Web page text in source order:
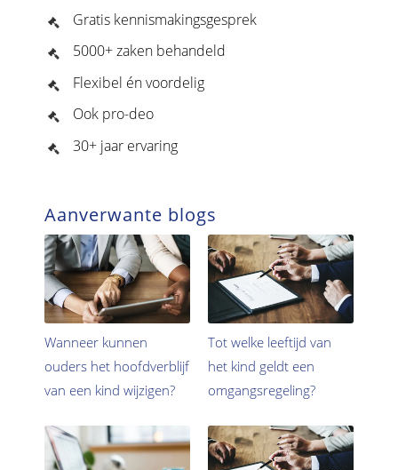
Gratis kennismakingsgesprek
5000+ zaken behandeld
Flexibel én voordelig
Ook pro-deo
30+ jaar ervaring
Aanverwante blogs
Wanneer kunnen
ouders het hoofdverblijf
van een kind wijzigen?
Tot welke leeftijd van
het kind geldt een
omgangsregeling?